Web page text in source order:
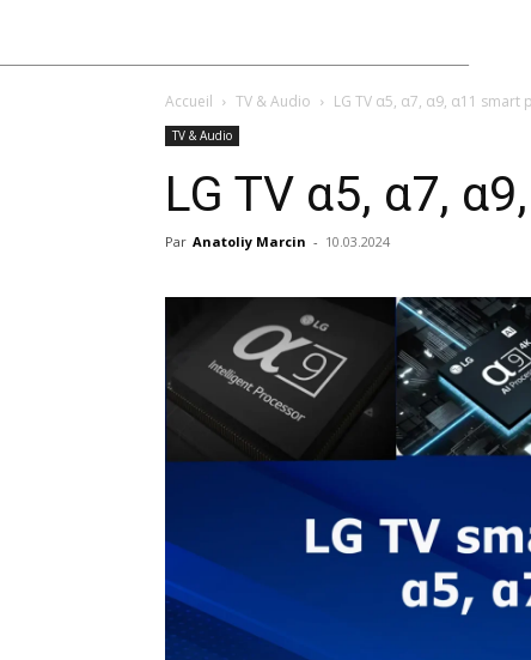
Accueil TV & Audio LG TV α5, α7, α9, α11
TV & Audio
LG TV α5, α7,
Par Anatoliy Marcin - 10.03.2024